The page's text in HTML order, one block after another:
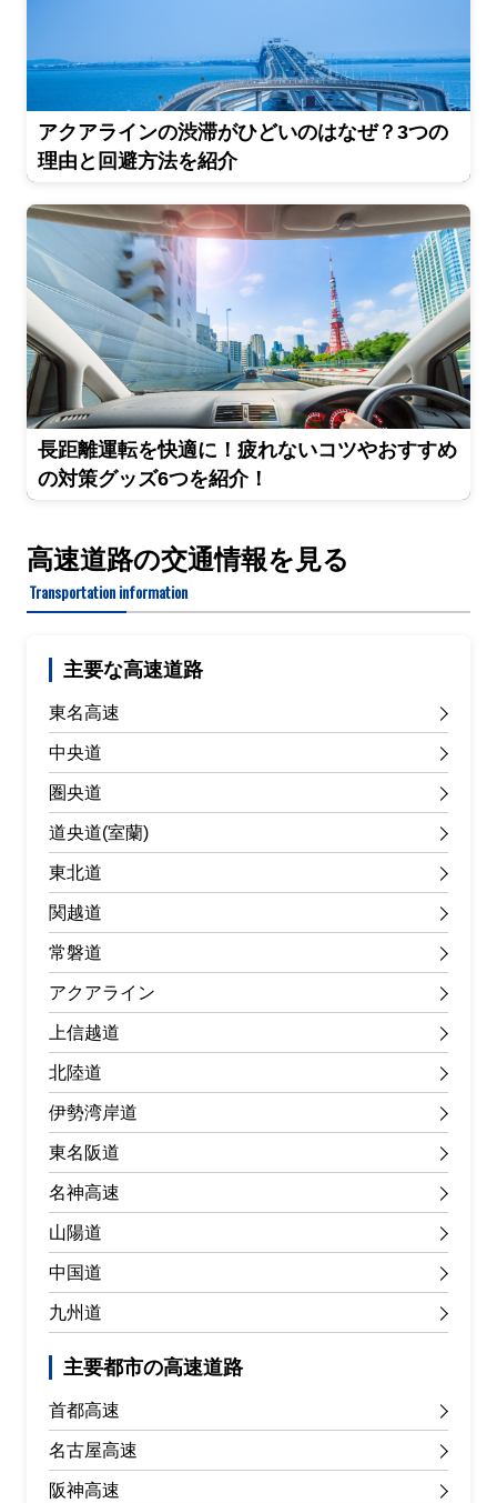
アクアラインの渋滞がひどいのはなぜ？3つの
理由と回避方法を紹介
長距離運転を快適に！疲れないコツやおすすめ
の対策グッズ6つを紹介！
高速道路の交通情報を見る
Transportation information
主要な高速道路
東名高速
中央道
圏央道
道央道(室蘭)
東北道
関越道
常磐道
アクアライン
上信越道
北陸道
伊勢湾岸道
東名阪道
名神高速
山陽道
中国道
九州道
主要都市の高速道路
首都高速
名古屋高速
阪神高速